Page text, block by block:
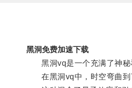
黑洞免费加速下载
黑洞vq是一个充满了神秘
在黑洞vq中，时空弯曲到